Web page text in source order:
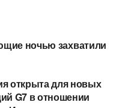
ночью захватили
открыта для новых
G7 в отношении